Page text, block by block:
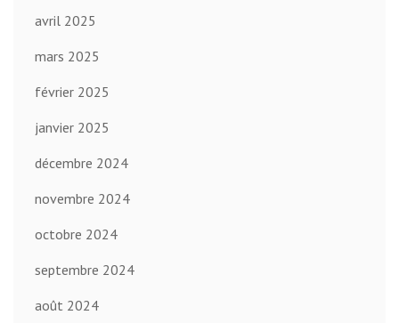
avril 2025
mars 2025
février 2025
janvier 2025
décembre 2024
novembre 2024
octobre 2024
septembre 2024
août 2024